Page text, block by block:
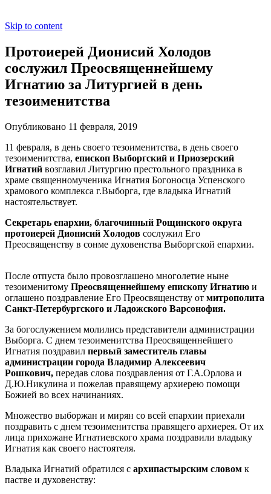
Skip to content
Протоиерей Дионисий Холодов
сослужил Преосвященнейшему
Игнатию за Литургией в день
тезоименитства
Опубликовано 11 февраля, 2019
11 февраля, в день своего тезоименитства, в день своего
тезоименитства, епископ Выборгский и Приозерский
Игнатий возглавил Литургию престольного праздника в
храме священномученика Игнатия Богоносца Успенского
храмового комплекса г.Выборга, где владыка Игнатий
настоятельствует.
Секретарь епархии, благочинный Рощинского округа
протоиерей Дионисий Холодов сослужил Его
Преосвященству в сонме духовенства Выборгской епархии.
После отпуста было провозглашено многолетие ныне
тезоименитому Преосвященнейшему епископу Игнатию и
оглашено поздравление Его Преосвященству от митрополита
Санкт-Петербургского и Ладожского Варсонофия.
За богослужением молились представители администрации
Выборга. С днем тезоименитства Преосвященнейшего
Игнатия поздравил первый заместитель главы
администрации города Владимир Алексеевич
Рошкович, передав слова поздравления от Г.А.Орлова и
Д.Ю.Никулина и пожелав правящему архиерею помощи
Божией во всех начинаниях.
Множество выборжан и мирян со всей епархии приехали
поздравить с днем тезоименитства правящего архиерея. От их
лица прихожане Игнатиевского храма поздравили владыку
Игнатия как своего настоятеля.
Владыка Игнатий обратился с архипастырским словом к
пастве и духовенству: